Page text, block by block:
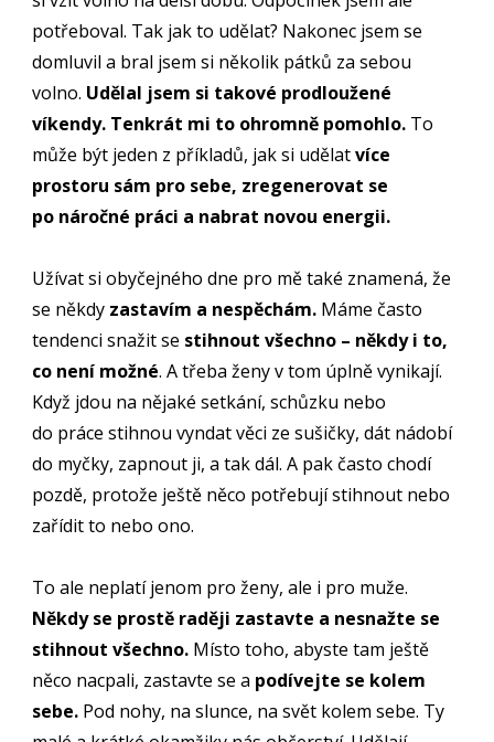
potřeboval. Tak jak to udělat? Nakonec jsem se
domluvil a bral jsem si několik pátků za sebou
volno. Udělal jsem si takové prodloužené
víkendy. Tenkrát mi to ohromně pomohlo. To
může být jeden z příkladů, jak si udělatvíce
prostoru sám pro sebe, zregenerovat se
po náročné práci a nabrat novou energii.
Užívat si obyčejného dne pro mě také znamená, že
se někdy zastavím a nespěchám. Máme často
tendenci snažit se stihnout všechno – někdy i to,
co není možné. A třeba ženy v tom úplně vynikají.
Když jdou na nějaké setkání, schůzku nebo
do práce stihnou vyndat věci ze sušičky, dát nádobí
do myčky, zapnout ji, a tak dál. A pak často chodí
pozdě, protože ještě něco potřebují stihnout nebo
zařídit to nebo ono.
To ale neplatí jenom pro ženy, ale i pro muže.
Někdy se prostě raději zastavte a nesnažte se
stihnout všechno. Místo toho, abyste tam ještě
něco nacpali, zastavte se a podívejte se kolem
sebe. Pod nohy, na slunce, na svět kolem sebe. Ty